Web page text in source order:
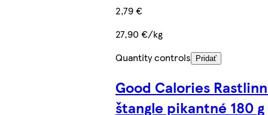
2,79 €
27,90 €/kg
Quantity controls
Pridať
Good Calories
štangle pikantné 180 g